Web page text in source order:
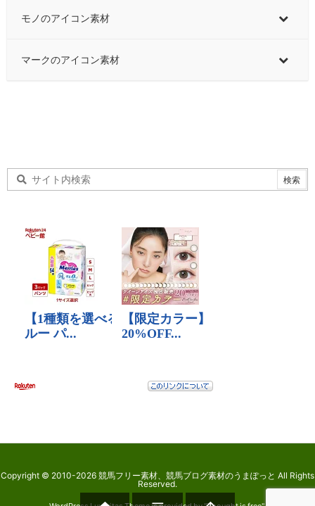
モノのアイコン素材
マークのアイコン素材
Copyright © 2010-2026 競馬フリー素材、競馬ブログ素材のうまぽっと All Rights
Reserved.